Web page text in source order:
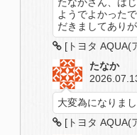
たなかさん、は
ようでよかった
だきましてあり
[トヨタ AQUA(
たなか
大変為になりま
[トヨタ AQUA(